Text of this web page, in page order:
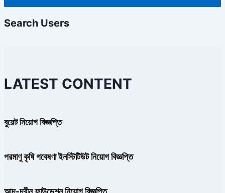
Search Users
LATEST CONTENT
বুয়েট নিয়োগ বিজ্ঞপ্তি
পরমাণু কৃষি গবেষণা ইনস্টিটিউট নিয়োগ বিজ্ঞপ্তি